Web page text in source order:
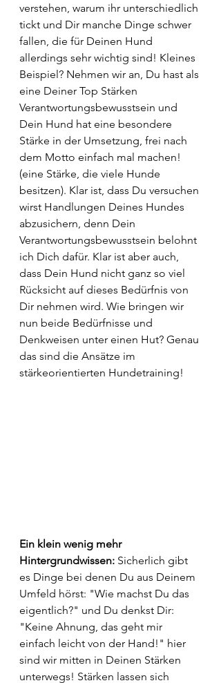
verstehen, warum ihr unterschiedlich
tickt und Dir manche Dinge schwer
fallen, die für Deinen Hund
allerdings sehr wichtig sind! Kleines
Beispiel? Nehmen wir an, Du hast als
eine Deiner Top Stärken
Verantwortungsbewusstsein und
Dein Hund hat eine besondere
Stärke in der Umsetzung, frei nach
dem Motto einfach mal machen!
(eine Stärke, die viele Hunde
besitzen). Klar ist, dass Du versuchen
wirst Handlungen Deines Hundes
abzusichern, denn Dein
Verantwortungsbewusstsein belohnt
ich Dich dafür. Klar ist aber auch,
dass Dein Hund nicht ganz so viel
Rücksicht auf dieses Bedürfnis von
Dir nehmen wird. Wie bringen wir
nun beide Bedürfnisse und
Denkweisen unter einen Hut? Genau
das sind die Ansätze im
stärkeorientierten Hundetraining!
Ein klein wenig mehr
Hintergrundwissen: Sicherlich gibt
es Dinge bei denen Du aus Deinem
Umfeld hörst: "Wie machst Du das
eigentlich?" und Du denkst Dir:
"Keine Ahnung, das geht mir
einfach leicht von der Hand!" hier
sind wir mitten in Deinen Stärken
unterwegs! Stärken lassen sich